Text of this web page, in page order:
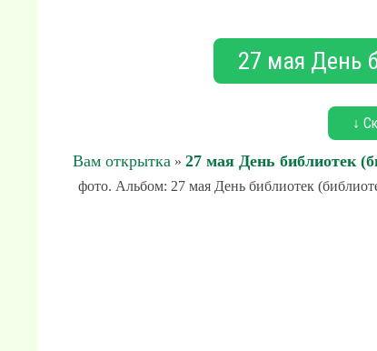
27 мая День
↓
Вам открытка » 27 мая День библиотек
фото. Альбом: 27 мая День библиотек